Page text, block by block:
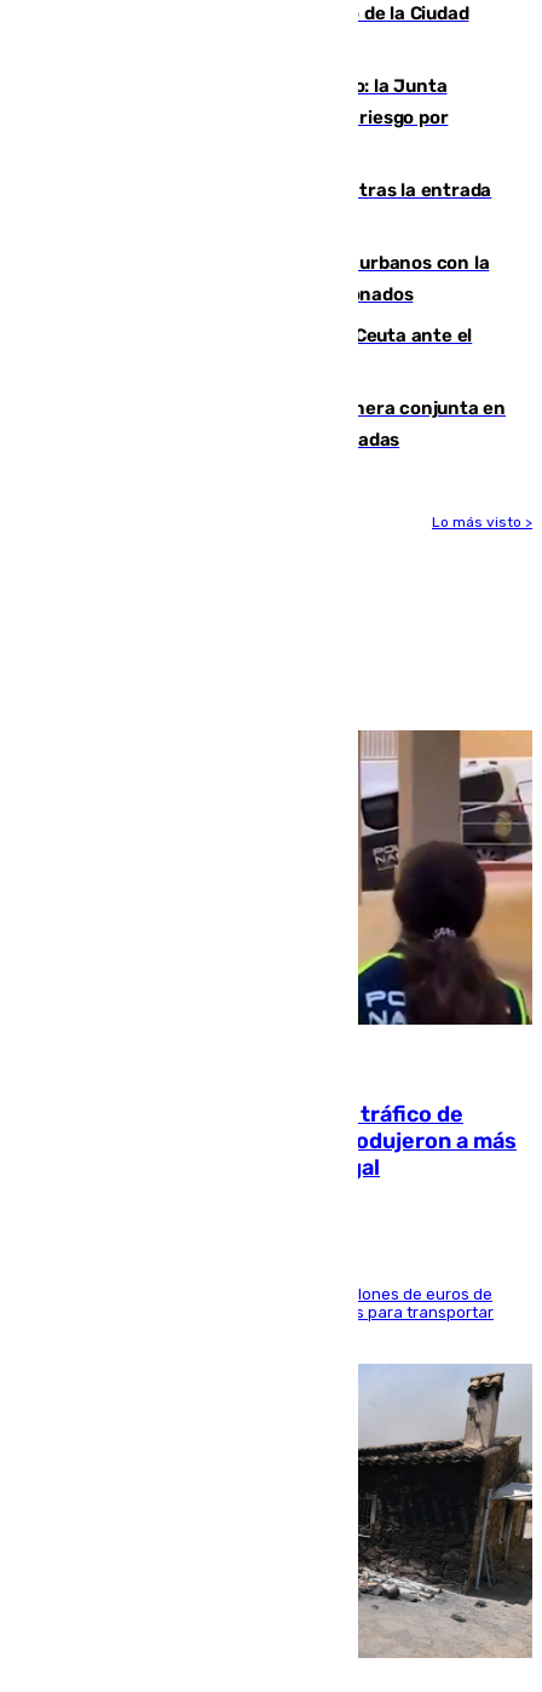
de los blanquiazules en busca del Trofeo de la Ciudad
Málaga, en alerta por el virus del Nilo: la Junta
decreta Campanillas como zona de alto riesgo por
El Gobierno registra 1.342 menores tras la entrada
Cádiz despide seis «puntos negros» urbanos con la
orden de retirada para quioscos abandonados
La Armada suma cuatro buques en Ceuta ante el
Guardia Civil y RFEF trabajan de manera conjunta en
el caso de las estafas de ventas de entradas
Lo más visto >
Cae una de las mayores redes de tráfico de
personas y droga en España: introdujeron a más
de 2.000 migrantes de forma ilegal
La organización habría obtenido más de 24 millones de euros de
beneficio y utilizaba las mismas embarcaciones para transportar